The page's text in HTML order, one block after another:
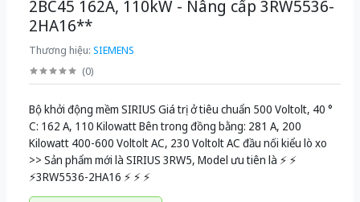
2BC45 162A, 110kW - Nâng cấp 3RW5536-
2HA16**
Thương hiệu: SIEMENS
(0)
Bộ khởi động mềm SIRIUS Giá trị ở tiêu chuẩn 500 Voltolt, 40 °
C: 162 A, 110 Kilowatt Bên trong đồng bằng: 281 A, 200
Kilowatt 400-600 Voltolt AC, 230 Voltolt AC đầu nối kiểu lò xo
>> Sản phẩm mới là SIRIUS 3RW5, Model ưu tiên là ⚡️ ⚡️
⚡️3RW5536-2HA16 ⚡️ ⚡️ ⚡️